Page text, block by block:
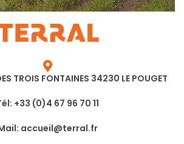
TROIS FONTAINES 34230 LE POUGET
+33 (0)4 67 96 70 11
accueil@terral.fr